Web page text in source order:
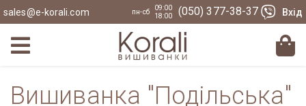
sales@e-korali.com пн-сб
09:00
18:00
(050) 377-38-37 Вхід
Вишиванка "Подільська"